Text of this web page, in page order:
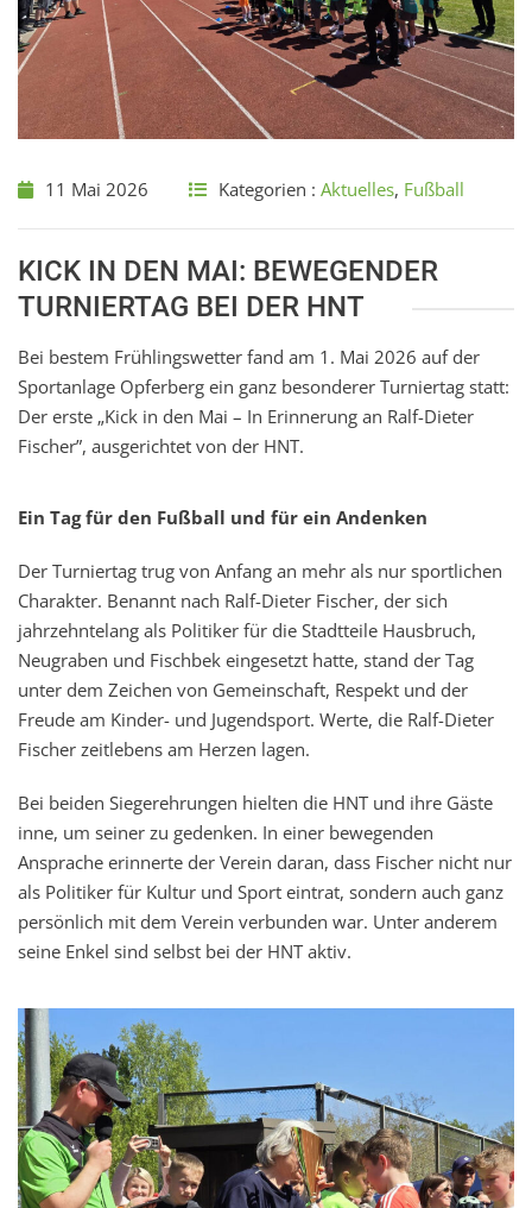
11 Mai 2026 Kategorien : Aktuelles, Fußball
KICK IN DEN MAI: BEWEGENDER
TURNIERTAG BEI DER HNT
Bei bestem Frühlingswetter fand am 1. Mai 2026 auf der
Sportanlage Opferberg ein ganz besonderer Turniertag statt:
Der erste „Kick in den Mai – In Erinnerung an Ralf-Dieter
Fischer”, ausgerichtet von der HNT.
Ein Tag für den Fußball und für ein Andenken
Der Turniertag trug von Anfang an mehr als nur sportlichen
Charakter. Benannt nach Ralf-Dieter Fischer, der sich
jahrzehntelang als Politiker für die Stadtteile Hausbruch,
Neugraben und Fischbek eingesetzt hatte, stand der Tag
unter dem Zeichen von Gemeinschaft, Respekt und der
Freude am Kinder- und Jugendsport. Werte, die Ralf-Dieter
Fischer zeitlebens am Herzen lagen.
Bei beiden Siegerehrungen hielten die HNT und ihre Gäste
inne, um seiner zu gedenken. In einer bewegenden
Ansprache erinnerte der Verein daran, dass Fischer nicht nur
als Politiker für Kultur und Sport eintrat, sondern auch ganz
persönlich mit dem Verein verbunden war. Unter anderem
seine Enkel sind selbst bei der HNT aktiv.